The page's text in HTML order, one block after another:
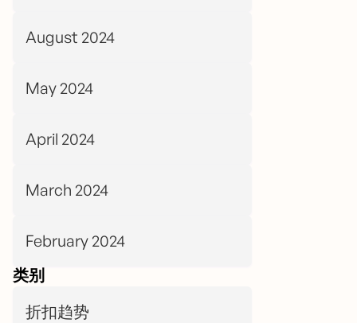
August 2024
May 2024
April 2024
March 2024
February 2024
类别
折扣趋势